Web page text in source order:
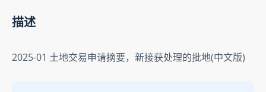
描述
2025-01 土地交易申请摘要，新接获处理的批地(中文版)